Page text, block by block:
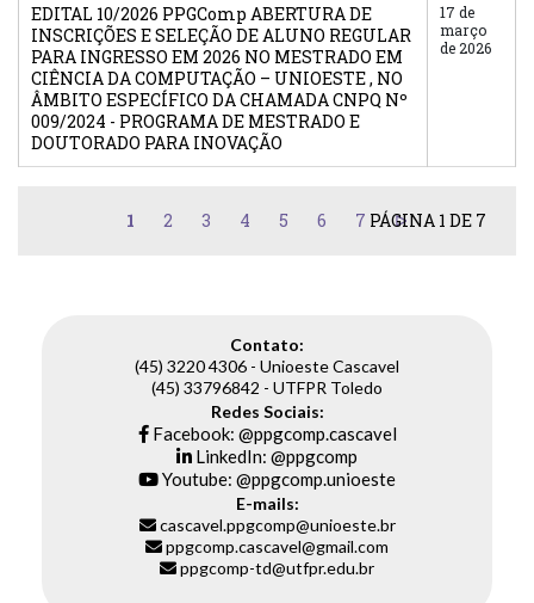
EDITAL 10/2026 PPGComp ABERTURA DE
INSCRIÇÕES E SELEÇÃO DE ALUNO REGULAR
PARA INGRESSO EM 2026 NO MESTRADO EM
CIÊNCIA DA COMPUTAÇÃO – UNIOESTE , NO
ÂMBITO ESPECÍFICO DA CHAMADA CNPQ Nº
009/2024 - PROGRAMA DE MESTRADO E
DOUTORADO PARA INOVAÇÃO
17 de
março
de 2026
1 2 3 4 5 6 7 PÁGINA 1 DE 7
Contato:
(45) 3220 4306 - Unioeste Cascavel
(45) 33796842 - UTFPR Toledo
Redes Sociais:
Facebook: @ppgcomp.cascavel
LinkedIn: @ppgcomp
Youtube: @ppgcomp.unioeste
E-mails:
cascavel.ppgcomp@unioeste.br
ppgcomp.cascavel@gmail.com
ppgcomp-td@utfpr.edu.br